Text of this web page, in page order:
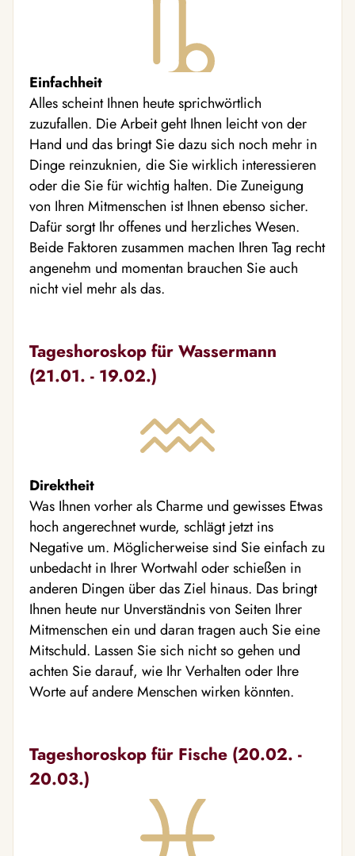
Einfachheit
Alles scheint Ihnen heute sprichwörtlich
zuzufallen. Die Arbeit geht Ihnen leicht von der
Hand und das bringt Sie dazu sich noch mehr in
Dinge reinzuknien, die Sie wirklich interessieren
oder die Sie für wichtig halten. Die Zuneigung
von Ihren Mitmenschen ist Ihnen ebenso sicher.
Dafür sorgt Ihr offenes und herzliches Wesen.
Beide Faktoren zusammen machen Ihren Tag recht
angenehm und momentan brauchen Sie auch
nicht viel mehr als das.
Tageshoroskop für Wassermann
(21.01. - 19.02.)
Direktheit
Was Ihnen vorher als Charme und gewisses Etwas
hoch angerechnet wurde, schlägt jetzt ins
Negative um. Möglicherweise sind Sie einfach zu
unbedacht in Ihrer Wortwahl oder schießen in
anderen Dingen über das Ziel hinaus. Das bringt
Ihnen heute nur Unverständnis von Seiten Ihrer
Mitmenschen ein und daran tragen auch Sie eine
Mitschuld. Lassen Sie sich nicht so gehen und
achten Sie darauf, wie Ihr Verhalten oder Ihre
Worte auf andere Menschen wirken könnten.
Tageshoroskop für Fische (20.02. -
20.03.)